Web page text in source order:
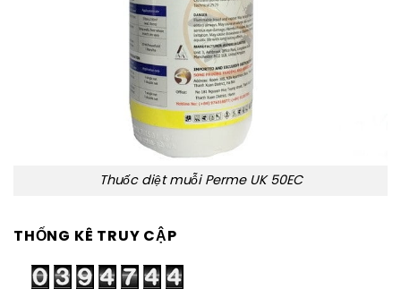
Thuốc diệt muỗi Perme UK 50EC
THỐNG KÊ TRUY CẬP